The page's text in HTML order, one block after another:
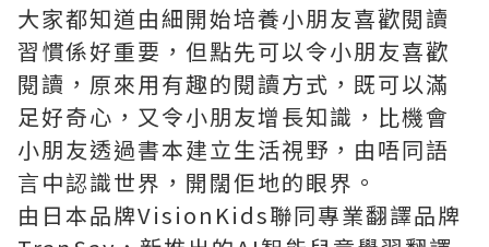
大家都知道由細開始培養小朋友喜歡閱讀
習慣係好重要，但點先可以令小朋友喜歡
閱讀，原來用有趣的閱讀方式，既可以滿
足好奇心，又令小朋友增長知識，比機會
小朋友透過書本建立生活視野，由唔同語
言中認識世界，開闊佢地的眼界。
由日本品牌VisionKids聯同專業翻譯品牌